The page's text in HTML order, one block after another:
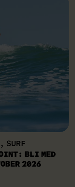
SURF
BLI MED
2026